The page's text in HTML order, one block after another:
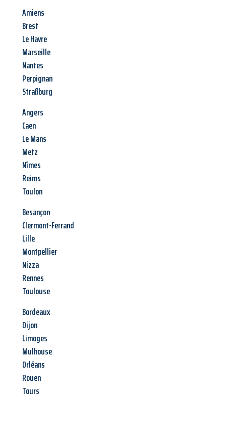
Amiens
Brest
Le Havre
Marseille
Nantes
Perpignan
Straßburg
Angers
Caen
Le Mans
Metz
Nîmes
Reims
Toulon
Besançon
Clermont-Ferrand
Lille
Montpellier
Nizza
Rennes
Toulouse
Bordeaux
Dijon
Limoges
Mulhouse
Orléans
Rouen
Tours